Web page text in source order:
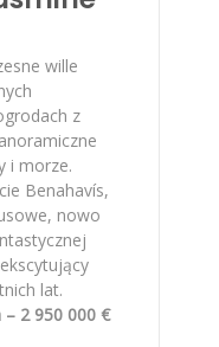
wille
z
i morze.
Benahavís,
nowo
lat.
2 950 000 €